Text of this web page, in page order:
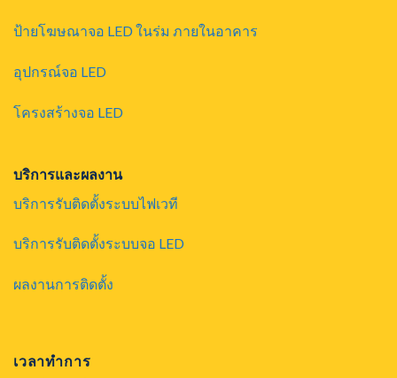
ป้ายโฆษณาจอ LED ในร่ม ภายในอาคาร
อุปกรณ์จอ LED
โครงสร้างจอ LED
บริการและผลงาน
บริการรับติดตั้งระบบไฟเวที
บริการรับติดตั้งระบบจอ LED
ผลงานการติดตั้ง
เวลาทำการ